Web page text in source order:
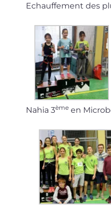
Echauffement des
Nahia 3ème en